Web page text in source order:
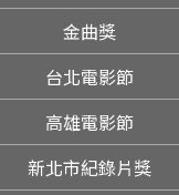
金曲獎
台北電影節
高雄電影節
新北市紀錄片獎